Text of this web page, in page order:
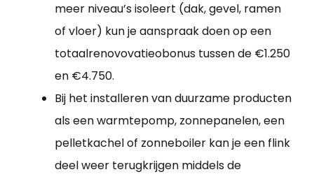
meer niveau’s isoleert (dak, gevel, ramen
of vloer) kun je aanspraak doen op een
totaalrenovovatieobonus tussen de €1.250
en €4.750.
Bij het installeren van duurzame producten
als een warmtepomp, zonnepanelen, een
pelletkachel of zonneboiler kan je een flink
deel weer terugkrijgen middels de